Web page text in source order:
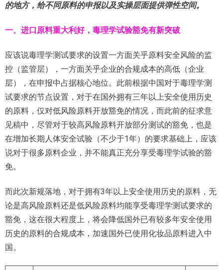
的地方，给不同原料的申报以及实操层面提供弹性空间。
一、进口原料重大利好，毒理学试验豁免有新突破
应该说毒理学测试要求的设置一方面关乎原料安全风险的监
控（监管层），一方面关乎企业的合规成本的高低（企业
层），在申报中占据核心地位。此前根据中国对于毒理学测
试要求的节点设置，对于在国外拥有三年以上安全使用历史
的原料，仅对低风险原料开放豁免的情况，而此前的征求意
见稿中，尽管对于较高风险原料开放部分测试的豁免，也是
在增加长期人体安全试验（不少于1年）的要求基础上，应该
说对于很多原料企业，并不能真正充分享受毒理学试验的豁
免。
而此次新规落地，对于拥有3年以上安全使用历史的原料，无
论是高风险原料还是低风险原料均能享受毒理学测试要求的
豁免，这在很大程度上，将会降低国外已有较多年安全使用
历史的原料的合规成本，加速国外已使用化妆品原料进入中
国。